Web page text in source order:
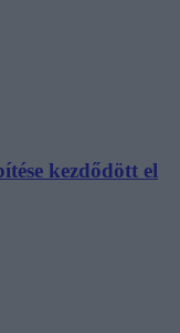
kezdődött el